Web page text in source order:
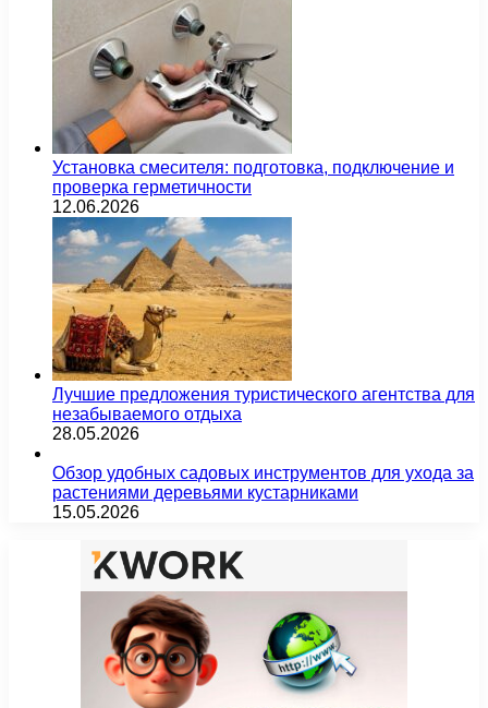
Установка смесителя: подготовка, подключение и
проверка герметичности
12.06.2026
Лучшие предложения туристического агентства для
незабываемого отдыха
28.05.2026
Обзор удобных садовых инструментов для ухода за
растениями деревьями кустарниками
15.05.2026